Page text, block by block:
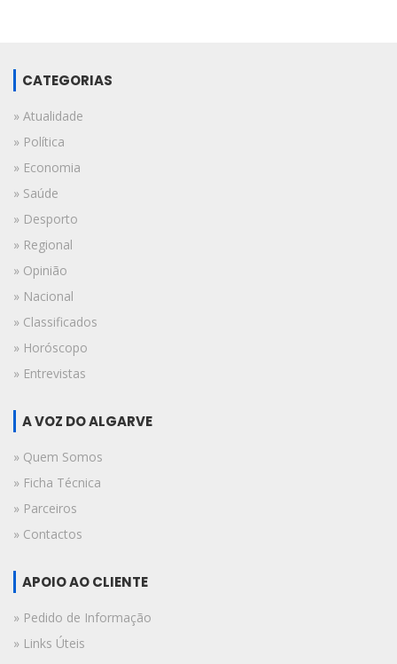
CATEGORIAS
» Atualidade
» Política
» Economia
» Saúde
» Desporto
» Regional
» Opinião
» Nacional
» Classificados
» Horóscopo
» Entrevistas
A VOZ DO ALGARVE
» Quem Somos
» Ficha Técnica
» Parceiros
» Contactos
APOIO AO CLIENTE
» Pedido de Informação
» Links Úteis